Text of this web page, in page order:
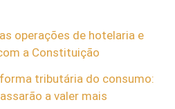
operações de hotelaria e
a Constituição
tributária do consumo:
a valer mais